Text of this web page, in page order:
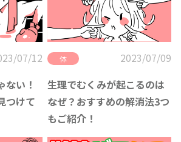
07/12
ない！
つけて
体
2023/07/09
生理でむくみが起こるのは
なぜ？おすすめの解消法3つ
もご紹介！